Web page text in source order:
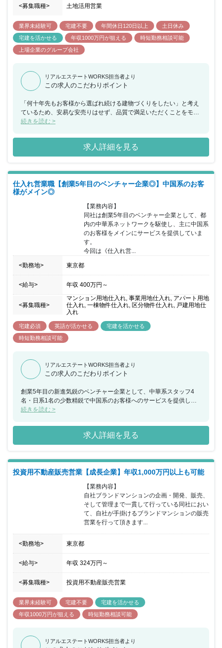
<募集職種> 土地活用営業
業界未経験可 宅建不要 年間休日120日以上
土日休み
宅建を活かせる
年収1000万円が狙える
時短勤務相談可能
上場企業のグループ会社
リアルエステートWORKS担当者より
この求人のこだわりポイント
「何十年先もお客様から選ばれ続ける建物づくりをしたい」と考え
ているため、安易な安売りはせず、品質で満足いただくことをモッ
トーにしている企業です。「何を建てるか」だけでなく「どうすれ
行なうポジションのため、お客さまに真摯に接する心構えと行動力
をお持ちの方にオススメのポジションです。
続きを読む >
求人詳細を見る
仕入れ営業職【創業5年目のベンチャー企業◎】中国系のお客
様がメイン◎
【業務内容】
同社は創業5年目のベンチャー企業として、都
内の中華系ネットワークを駆使し、主に中国系
のお客様をメインにサービスを提供していま
す。
今回は《仕入れ営...
<勤務地> 東京都
<給与> 年収 400万円 ～
<募集職種>
マンション用地仕入れ, 事業用地仕入れ, アパート用地
仕入れ, 一棟物件仕入れ, 区分物件仕入れ, 戸建用地仕
入れ
宅建必須 英語が活かせる
宅建を活かせる
時短勤務相談可能
リアルエステートWORKS担当者より
この求人のこだわりポイント
創業5年目の新進気鋭のベンチャー企業として、中華系スタッフ4
名・日系1名の少数精鋭で中国系のお客様へのサービスを提供して
います。 中国語の語学力を活かせる環境があり、都内の中華系ネッ
なりますので実力次第で今後の会社の中核を担うポジションを目指
続きを読む >
求人詳細を見る
投資用不動産販売営業【成長企業】年収1,000万円以上も可能
【業務内容】
自社ブランドマンションの企画・開発、販売、
そして管理まで一貫して行っている同社におい
て、自社が手掛けるブランドマンションの販売
営業を行って頂きます...
<勤務地> 東京都
<給与> 年収 324万円 ～
<募集職種> 投資用不動産販売営業
業界未経験可 宅建不要
宅建を活かせる
年収1000万円が狙える
時短勤務相談可能
リアルエステートWORKS担当者より